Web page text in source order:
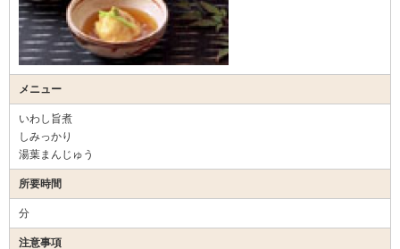
メニュー
いわし旨煮
しみっかり
湯葉まんじゅう
所要時間
分
注意事項